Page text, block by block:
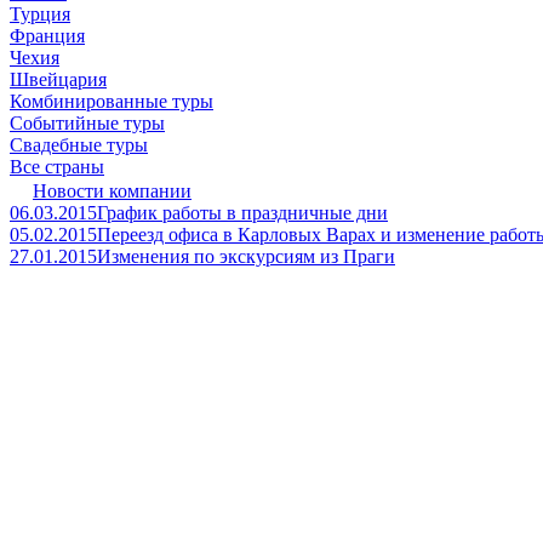
Турция
Франция
Чехия
Швейцария
Комбинированные туры
Событийные туры
Свадебные туры
Все страны
Новости компании
06.03.2015График работы в праздничные дни
05.02.2015Переезд офиса в Карловых Варах и изменение
27.01.2015Изменения по экскурсиям из Праги